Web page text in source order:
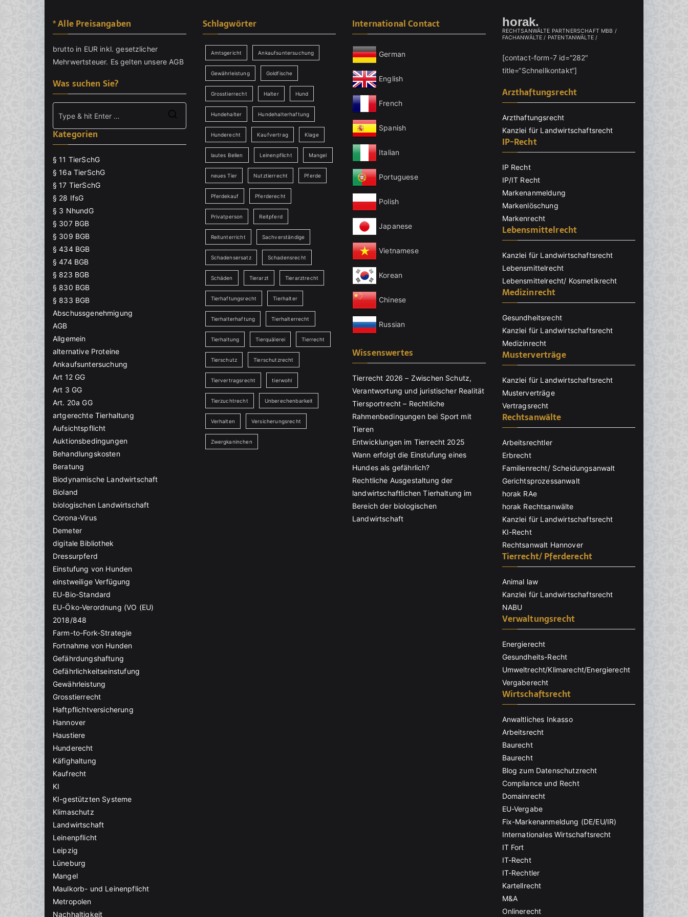
* Alle Preisangaben
brutto in EUR inkl. gesetzlicher
Mehrwertsteuer. Es gelten unsere AGB
Was suchen Sie?
Search
Kategorien
§ 11 TierSchG
§ 16a TierSchG
§ 17 TierSchG
§ 28 IfsG
§ 3 NhundG
§ 307 BGB
§ 309 BGB
§ 434 BGB
§ 474 BGB
§ 823 BGB
§ 830 BGB
§ 833 BGB
Abschussgenehmigung
AGB
Allgemein
alternative Proteine
Ankaufsuntersuchung
Art 12 GG
Art 3 GG
Art. 20a GG
artgerechte Tierhaltung
Aufsichtspflicht
Auktionsbedingungen
Behandlungskosten
Beratung
Biodynamische Landwirtschaft
Bioland
biologischen Landwirtschaft
Corona-Virus
Demeter
digitale Bibliothek
Dressurpferd
Einstufung von Hunden
einstweilige Verfügung
EU-Bio-Standard
EU-Öko-Verordnung (VO (EU)
2018/848
Farm-to-Fork-Strategie
Fortnahme von Hunden
Gefährdungshaftung
Gefährlichkeitseinstufung
Gewährleistung
Grosstierrecht
Haftpflichtversicherung
Hannover
Haustiere
Hunderecht
Käfighaltung
Kaufrecht
KI
KI-gestützten Systeme
Klimaschutz
Landwirtschaft
Leinenpflicht
Leipzig
Lüneburg
Mangel
Maulkorb- und Leinenpflicht
Metropolen
Nachhaltigkeit
Schlagwörter
Amtsgericht Ankaufsuntersuchung
Gewährleistung Goldfische
Grosstierrecht Halter Hund
Hundehalter Hundehalterhaftung
Hunderecht Kaufvertrag Klage
lautes Bellen Leinenpflicht Mangel
neues Tier Nutztierrecht Pferde
Pferdekauf Pferderecht
Privatperson Reitpferd
Reitunterricht Sachverständige
Schadensersatz Schadensrecht
Schäden Tierarzt Tierarztrecht
Tierhaftungsrecht Tierhalter
Tierhalterhaftung Tierhalterrecht
Tierhaltung Tierquälerei Tierrecht
Tierschutz Tierschutzrecht
Tiervertragsrecht tierwohl
Tierzuchtrecht Unberechenbarkeit
Verhalten Versicherungsrecht
Zwergkaninchen
International Contact
German
English
French
Spanish
Italian
Portuguese
Polish
Japanese
Vietnamese
Korean
Chinese
Russian
Wissenswertes
Tierrecht 2026 – Zwischen Schutz,
Verantwortung und juristischer Realität
Tiersportrecht – Rechtliche
Rahmenbedingungen bei Sport mit
Tieren
Entwicklungen im Tierrecht 2025
Wann erfolgt die Einstufung eines
Hundes als gefährlich?
Rechtliche Ausgestaltung der
landwirtschaftlichen Tierhaltung im
Bereich der biologischen
Landwirtschaft
horak.
RECHTSANWÄLTE PARTNERSCHAFT MBB /
FACHANWÄLTE / PATENTANWÄLTE /
[contact-form-7 id=“282″
title=“Schnellkontakt“]
Arzthaftungsrecht
Arzthaftungsrecht
Kanzlei für Landwirtschaftsrecht
IP-Recht
IP Recht
IP/IT Recht
Markenanmeldung
Markenlöschung
Markenrecht
Lebensmittelrecht
Kanzlei für Landwirtschaftsrecht
Lebensmittelrecht
Lebensmittelrecht/ Kosmetikrecht
Medizinrecht
Gesundheitsrecht
Kanzlei für Landwirtschaftsrecht
Medizinrecht
Musterverträge
Kanzlei für Landwirtschaftsrecht
Musterverträge
Vertragsrecht
Rechtsanwälte
Arbeitsrechtler
Erbrecht
Familienrecht/ Scheidungsanwalt
Gerichtsprozessanwalt
horak RAe
horak Rechtsanwälte
Kanzlei für Landwirtschaftsrecht
KI-Recht
Rechtsanwalt Hannover
Tierrecht/ Pferderecht
Animal law
Kanzlei für Landwirtschaftsrecht
NABU
Verwaltungsrecht
Energierecht
Gesundheits-Recht
Umweltrecht/Klimarecht/Energierecht
Vergaberecht
Wirtschaftsrecht
Anwaltliches Inkasso
Arbeitsrecht
Baurecht
Baurecht
Blog zum Datenschutzrecht
Compliance und Recht
Domainrecht
EU-Vergabe
Fix-Markenanmeldung (DE/EU/IR)
Internationales Wirtschaftsrecht
IT Fort
IT-Recht
IT-Rechtler
Kartellrecht
M&A
Onlinerecht